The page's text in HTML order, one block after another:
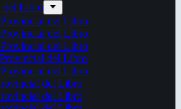
del Libro
Provincial del Libro
Provincial del Libro
Provincial del Libro
Provincial del Libro
Provincial del Libro
del Libro
del Libro